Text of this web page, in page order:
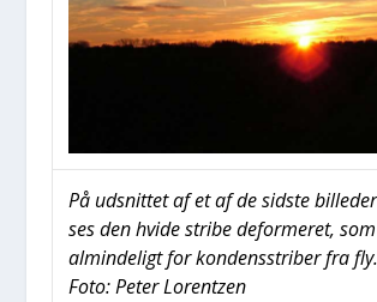
På udsnit­tet af et af de sid­ste
ses den hvi­de stri­be defor­me­ret,
almin­de­ligt for kon­dens­stri­ber fra fly.
Foto: Peter Lorentzen